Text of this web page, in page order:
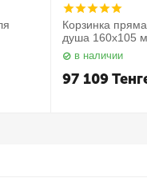
Корзинка
душа 160х105
Elegance
Keuco
в наличии
97 109